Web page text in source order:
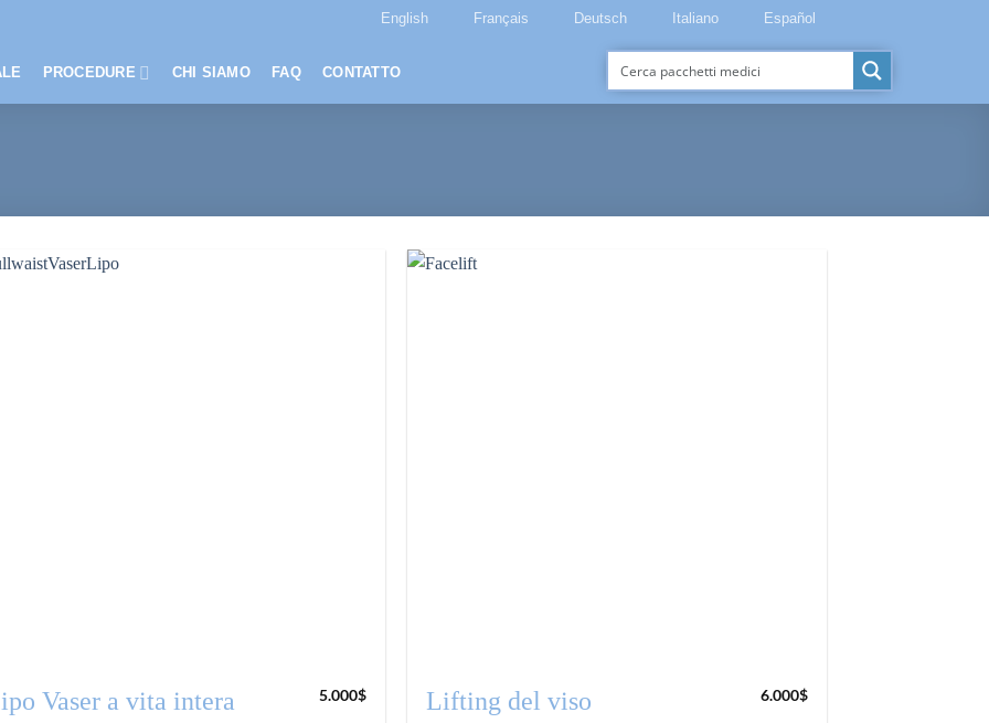
English Français Deutsch Italiano Español
PROCEDURE CHI SIAMO FAQ CONTATTO
Vaser a vita intera 5.000$ Lifting del viso 6.000$